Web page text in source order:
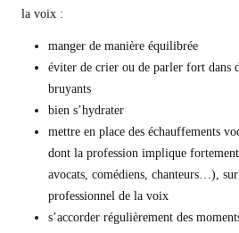
la voix :
manger de manière équilibrée
éviter de crier ou de parler fort dans
bruyants
bien s’hydrater
mettre en place des échauffements
dont la profession implique
avocats, comédiens, chanteurs…),
professionnel de la voix
s’accorder régulièrement des